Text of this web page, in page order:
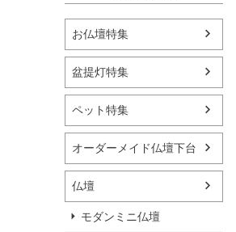
お仏壇特集
盆提灯特集
ペット特集
オーダーメイド仏壇下台
仏壇
モダンミニ仏壇